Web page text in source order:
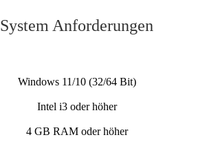
System Anforderungen
Windows 11/10 (32/64 Bit)
Intel i3 oder höher
4 GB RAM oder höher